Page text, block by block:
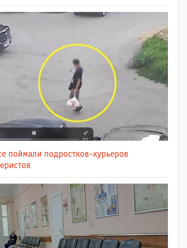
поймали подростков-курьеров